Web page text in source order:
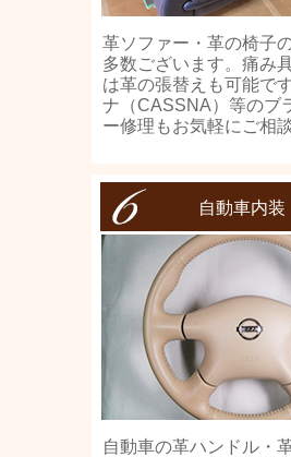
革ソファー・革の椅子
多数ございます。痛み
は革の張替えも可能で
ナ（CASSNA）等のブ
ー修理もお気軽にご相
自動車内装
自動車の革ハンドル・